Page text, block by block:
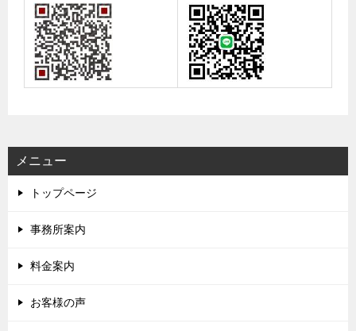
メニュー
トップページ
事務所案内
料金案内
お客様の声